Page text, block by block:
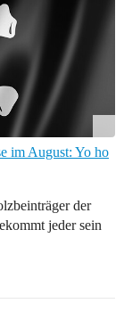
im August: Yo ho
der
jeder sein